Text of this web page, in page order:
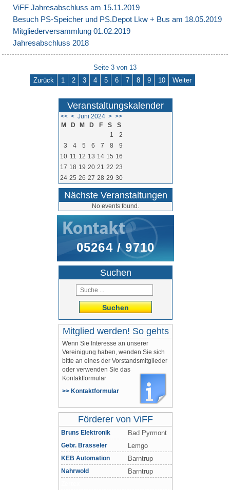
ViFF Jahresabschluss am 15.11.2019
Besuch PS-Speicher und PS.Depot Lkw + Bus am 18.05.2019
Mitgliederversammlung 01.02.2019
Jahresabschluss 2018
Seite 3 von 13
Zurück
1 2 3 4 5 6 7 8 9 10 Weiter
Veranstaltungskalender
<< < Juni 2024 > >>
M
D M D F S
S
1
2
3
4 5 6 7 8
9
10 11 12 13 14 15 16
17 18 19 20 21 22 23
24 25 26 27 28 29 30
Nächste Veranstaltungen
No events found.
05264 / 9710
Suchen
Suchen
Mitglied werden! So gehts
Wenn Sie Interesse an unserer
Vereinigung haben, wenden Sie sich
bitte an eines der Vorstandsmitglieder
oder verwenden Sie das
Kontaktformular
>> Kontaktformular
Förderer von ViFF
Bruns Elektronik Bad Pyrmont
Gebr. Brasseler Lemgo
KEB Automation Barntrup
Nahrwold Barntrup